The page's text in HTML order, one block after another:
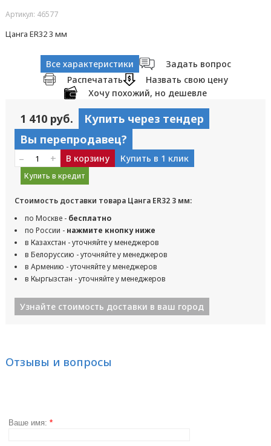
Артикул: 46577
Цанга ER32 3 мм
Все характеристики
Задать вопрос
Распечатать
Назвать свою цену
Хочу похожий, но дешевле
1 410 руб.
Купить через тендер
Вы перепродавец?
– + В корзину Купить в 1 клик
Купить в кредит
Стоимость доставки товара Цанга ER32 3 мм:
по Москве - бесплатно
по России - нажмите кнопку ниже
в Казахстан - уточняйте у менеджеров
в Белоруссию - уточняйте у менеджеров
в Армению - уточняйте у менеджеров
в Кыргызстан - уточняйте у менеджеров
Узнайте стоимость доставки в ваш город
Отзывы и вопросы
Ваше имя: *